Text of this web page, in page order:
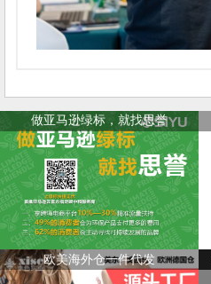
做亚马逊绿标，就找思誉
欧美海外仓一件代发